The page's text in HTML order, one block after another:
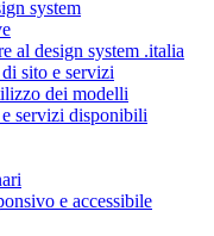
system
al design system .italia
sito e servizi
dei modelli
servizi disponibili
e accessibile